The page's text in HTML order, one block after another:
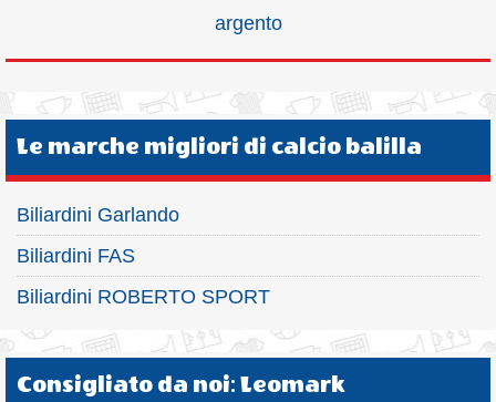
argento
Le marche migliori di calcio balilla
Biliardini Garlando
Biliardini FAS
Biliardini ROBERTO SPORT
Consigliato da noi: Leomark